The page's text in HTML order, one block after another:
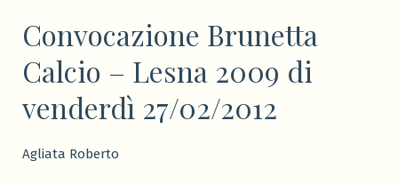
Convocazione Brunetta
Calcio – Lesna 2009 di
venderdì 27/02/2012
Agliata Roberto